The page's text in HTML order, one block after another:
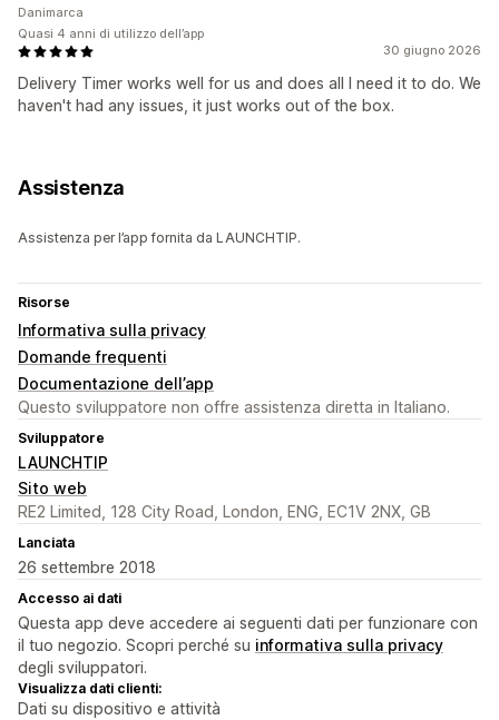
30 giugno 2026
Delivery Timer works well for us and does all I need it to do. We
haven't had any issues, it just works out of the box.
Danimarca
Quasi 4 anni di utilizzo dell’app
Assistenza
Assistenza per l’app fornita da LAUNCHTIP.
Risorse
Informativa sulla privacy
Domande frequenti
Documentazione dell’app
Questo sviluppatore non offre assistenza diretta in Italiano.
Sviluppatore
LAUNCHTIP
Sito web
RE2 Limited, 128 City Road, London, ENG, EC1V 2NX, GB
Lanciata
26 settembre 2018
Accesso ai dati
Questa app deve accedere ai seguenti dati per funzionare con
il tuo negozio. Scopri perché su informativa sulla privacy
degli sviluppatori.
Visualizza dati clienti:
Dati su dispositivo e attività